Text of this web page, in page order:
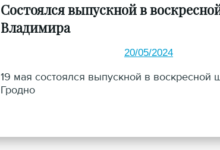
Состоялся выпускной в
Владимира
20/05/2024
19 мая состоялся выпускной в воскресной
Гродно